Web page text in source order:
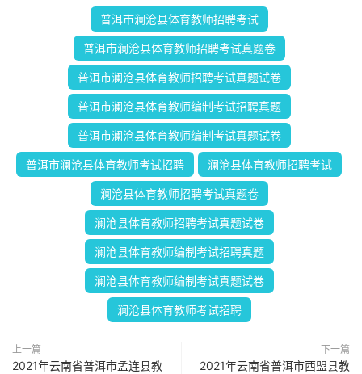
普洱市澜沧县体育教师招聘考试
普洱市澜沧县体育教师招聘考试真题卷
普洱市澜沧县体育教师招聘考试真题试卷
普洱市澜沧县体育教师编制考试招聘真题
普洱市澜沧县体育教师编制考试真题试卷
普洱市澜沧县体育教师考试招聘 澜沧县体育教师招聘考试
澜沧县体育教师招聘考试真题卷
澜沧县体育教师招聘考试真题试卷
澜沧县体育教师编制考试招聘真题
澜沧县体育教师编制考试真题试卷
澜沧县体育教师考试招聘
上一篇
2021年云南省普洱市孟连县教
下一篇
2021年云南省普洱市西盟县教